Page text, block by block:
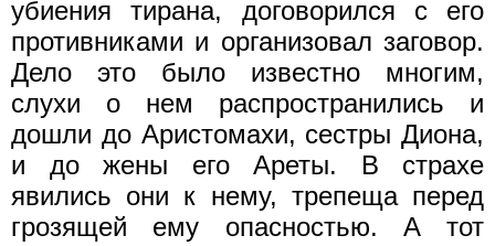
убиения тирана, договорился с его
противниками и организовал заговор.
Дело это было известно многим,
слухи о нем распространились и
дошли до Аристомахи, сестры Диона,
и до жены его Ареты. В страхе
явились они к нему, трепеща перед
грозящей ему опасностью. А тот